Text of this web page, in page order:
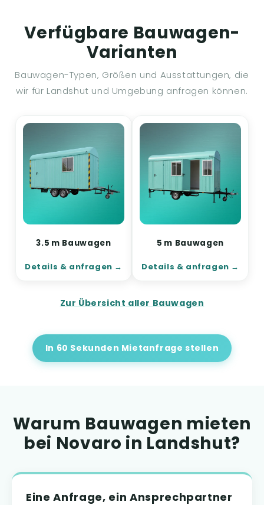
Verfügbare Bauwagen-
Varianten
Bauwagen-Typen, Größen und Ausstattungen, die
wir für Landshut und Umgebung anfragen können.
3.5 m Bauwagen
Details & anfragen
5 m Bauwagen
Details & anfragen
Zur Übersicht aller Bauwagen
In 60 Sekunden Mietanfrage stellen
Warum Bauwagen mieten
bei Novaro in Landshut?
Eine Anfrage, ein Ansprechpartner